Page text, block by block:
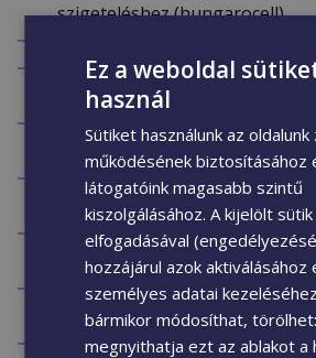
szigeteléshez (hungarocell)
A FID90 dübelhez ajánlott
süllyesztettfejű facsavar
Az párnafák rögzítési
600 mm
Bethajtása a szigetelésbe
csavarbehajtóval
6 mm vastag ragasztó vagy
előfúrás szükséges
Ajánlott felhasználás:
rögzítéséhez
Nagyobb falfelüetek
Ez a weboldal
használ
Sütiket használunk az oldalunk
működésének biztosításához
látogatóink magasabb szintű
kiszolgálásához. A kijelölt sütik
elfogadásával
hozzájárul azok aktiválásához
személyes adatai
bármikor módosíthat,
megnyithatja ezt az ablakot a